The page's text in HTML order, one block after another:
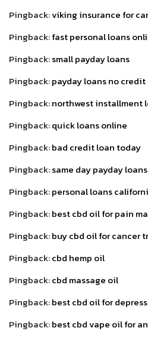
Pingback:viking insurance for car
Pingback:fast personal loans
Pingback:small payday loans
Pingback:payday loans no
Pingback:northwest installment
Pingback:quick loans online
Pingback:bad credit loan today
Pingback:same day payday
Pingback:personal loans
Pingback:best cbd oil for pain
Pingback:buy cbd oil for cancer
Pingback:cbd hemp oil
Pingback:cbd massage oil
Pingback:best cbd oil for
Pingback:best cbd vape oil for